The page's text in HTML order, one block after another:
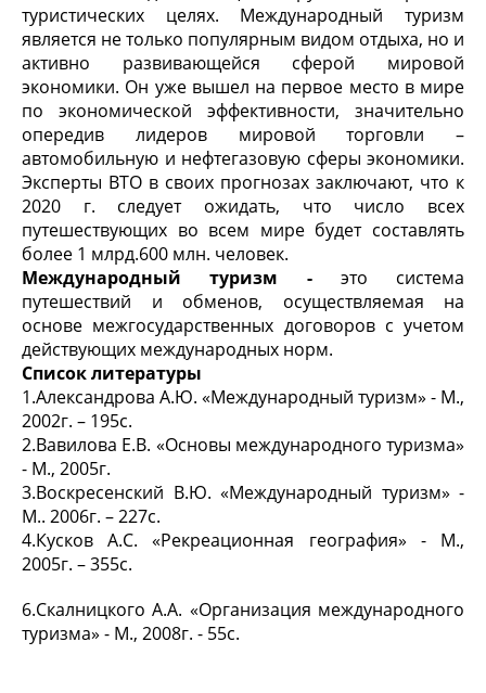
туристических целях. Международный туризм
является не только популярным видом отдыха, но и
активно развивающейся сферой мировой
экономики. Он уже вышел на первое место в мире
по экономической эффективности, значительно
опередив лидеров мировой торговли –
автомобильную и нефтегазовую сферы экономики.
Эксперты ВТО в своих прогнозах заключают, что к
2020 г. следует ожидать, что число всех
путешествующих во всем мире будет составлять
более 1 млрд.600 млн. человек.
Международный туризм -это система
путешествий и обменов, осуществляемая на
основе межгосударственных договоров с учетом
действующих международных норм.
Список литературы
1.Александрова А.Ю. «Международный туризм» - М.,
2002г. – 195с.
2.Вавилова Е.В. «Основы международного туризма»
- М., 2005г.
3.Воскресенский В.Ю. «Международный туризм» -
М.. 2006г. – 227с.
4.Кусков А.С. «Рекреационная география» - М.,
2005г. – 355с.
6.Скалницкого А.А. «Организация международного
туризма» - М., 2008г. - 55с.